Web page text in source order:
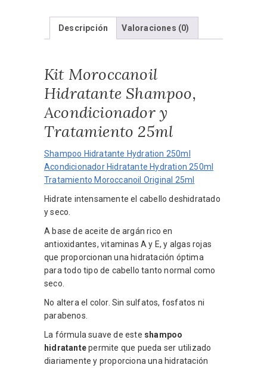
Descripción Valoraciones (0)
Kit Moroccanoil
Hidratante Shampoo,
Acondicionador y
Tratamiento 25ml
Shampoo Hidratante Hydration 250ml
Acondicionador Hidratante Hydration 250ml
Tratamiento Moroccanoil Original 25ml
Hidrate intensamente el cabello deshidratado
y seco.
A base de aceite de argán rico en
antioxidantes, vitaminas A y E, y algas rojas
que proporcionan una hidratación óptima
para todo tipo de cabello tanto normal como
seco.
No altera el color. Sin sulfatos, fosfatos ni
parabenos.
La fórmula suave de este shampoo
hidratantepermite que pueda ser utilizado
diariamente y proporciona una hidratación